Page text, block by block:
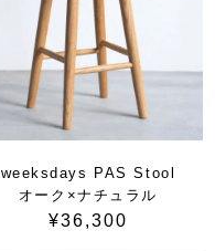
weeksdays PAS Stool
オーク×ナチュラル
¥36,300